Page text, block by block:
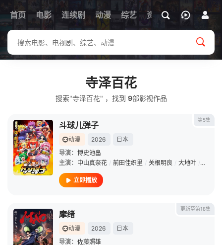
首页 电影 连续剧 动漫 综艺 资讯
寺泽百花
搜索"寺泽百花" ，找到 9部影视作品
第5集
斗球儿弹子
动漫 2026
日本
导演： 博史池畠
主演： 中山真奈花 / 前田佳织里 / 关根明良 / 大地叶 / 筱原侑
立即播放
更新至第18集
摩绪
动漫 2026
日本
导演： 佐藤照雄